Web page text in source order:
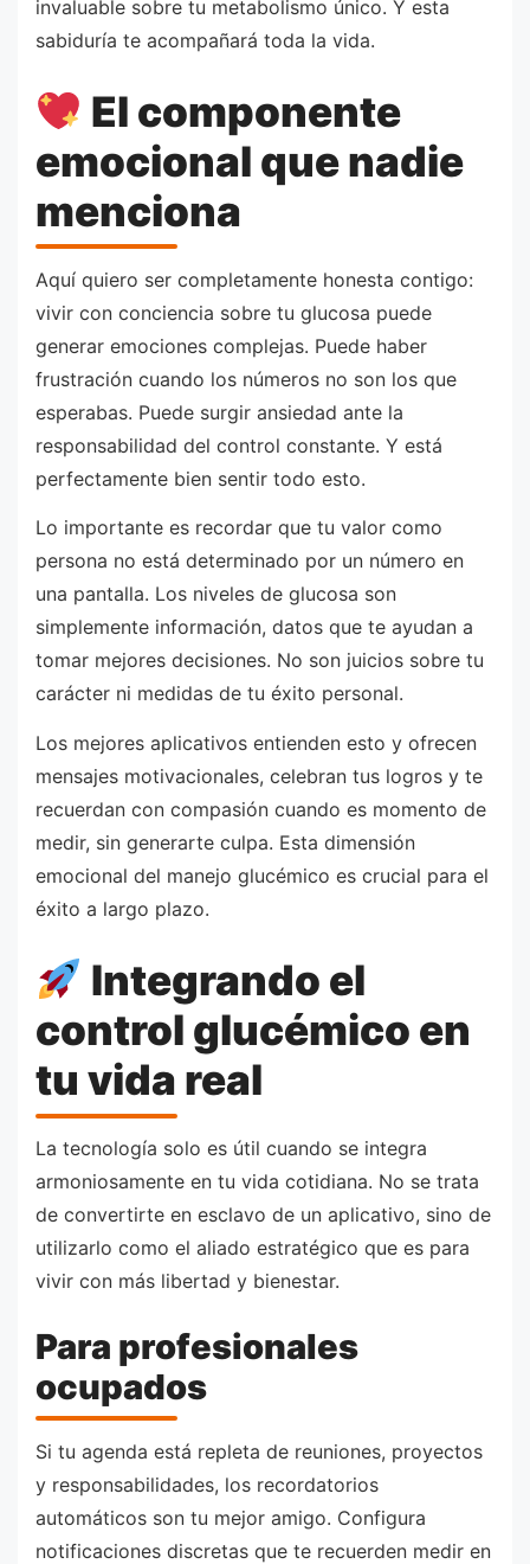
invaluable sobre tu metabolismo único. Y esta
sabiduría te acompañará toda la vida.
El componente
emocional que nadie
menciona
Aquí quiero ser completamente honesta contigo:
vivir con conciencia sobre tu glucosa puede
generar emociones complejas. Puede haber
frustración cuando los números no son los que
esperabas. Puede surgir ansiedad ante la
responsabilidad del control constante. Y está
perfectamente bien sentir todo esto.
Lo importante es recordar que tu valor como
persona no está determinado por un número en
una pantalla. Los niveles de glucosa son
simplemente información, datos que te ayudan a
tomar mejores decisiones. No son juicios sobre tu
carácter ni medidas de tu éxito personal.
Los mejores aplicativos entienden esto y ofrecen
mensajes motivacionales, celebran tus logros y te
recuerdan con compasión cuando es momento de
medir, sin generarte culpa. Esta dimensión
emocional del manejo glucémico es crucial para el
éxito a largo plazo.
Integrando el
control glucémico en
tu vida real
La tecnología solo es útil cuando se integra
armoniosamente en tu vida cotidiana. No se trata
de convertirte en esclavo de un aplicativo, sino de
utilizarlo como el aliado estratégico que es para
vivir con más libertad y bienestar.
Para profesionales
ocupados
Si tu agenda está repleta de reuniones, proyectos
y responsabilidades, los recordatorios
automáticos son tu mejor amigo. Configura
notificaciones discretas que te recuerden medir en